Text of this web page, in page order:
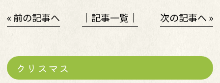
« 前の記事へ │記事一覧│ 次の記事へ »
クリスマス